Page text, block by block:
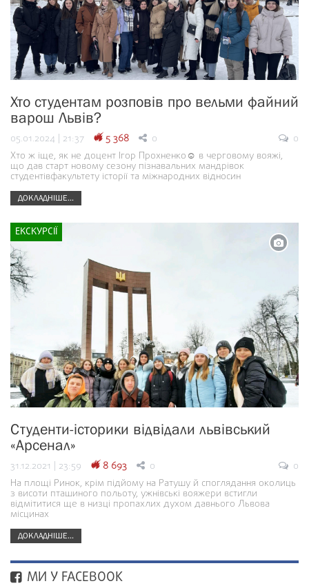
Хто студентам розповів про вельми файний
варош Львів?
05.01.2024 | 21:37 5 368 0
0
Хто ж іще, як не доцент Ігор Прохненко☺ в черговому вояжі,
що дав старт новому сезону пізнавальних мандрівок
студентівфакультету історії та міжнародних відносин
ДОКЛАДНІШЕ...
ЕКСКУРСІЇ
Студенти-історики відвідали львівський
«Арсенал»
31.12.2021 | 23:59 8 693 0
0
На площі Ринок, крім підйому на Ратушу й споглядання околиць
з висоти пташиного польоту, ужнівські вояжери встигли
відмітитися ще в низці пропахлих духом давнього Львова
місцинах
ДОКЛАДНІШЕ...
МИ У FACEBOOK